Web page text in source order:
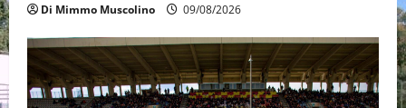
Di Mimmo Muscolino 09/08/2026